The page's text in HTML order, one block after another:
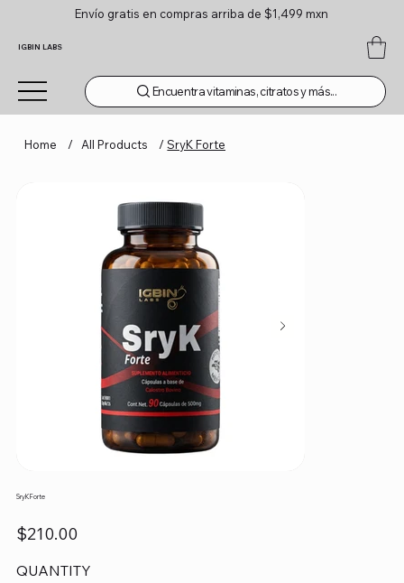
Envío gratis en compras arriba de $1,499 mxn
IGBIN LABS
Encuentra vitaminas, citratos y más...
Home / All Products / SryK Forte
SryK Forte
Precio
$210.00
QUANTITY